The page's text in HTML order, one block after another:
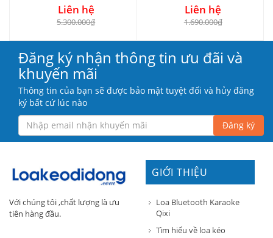
Liên hệ
5.300.000₫
Liên hệ
1.690.000₫
Đăng ký nhận thông tin ưu đãi và
khuyến mãi
Thông tin của bạn sẽ được bảo mật tuyệt đối và hủy đăng
ký bất cứ lúc nào
Đăng ký
Với chúng tôi ,chất lượng là ưu
tiên hàng đầu.
GIỚI THIỆU
Loa Bluetooth Karaoke
Qixi
Tìm hiểu về loa kéo